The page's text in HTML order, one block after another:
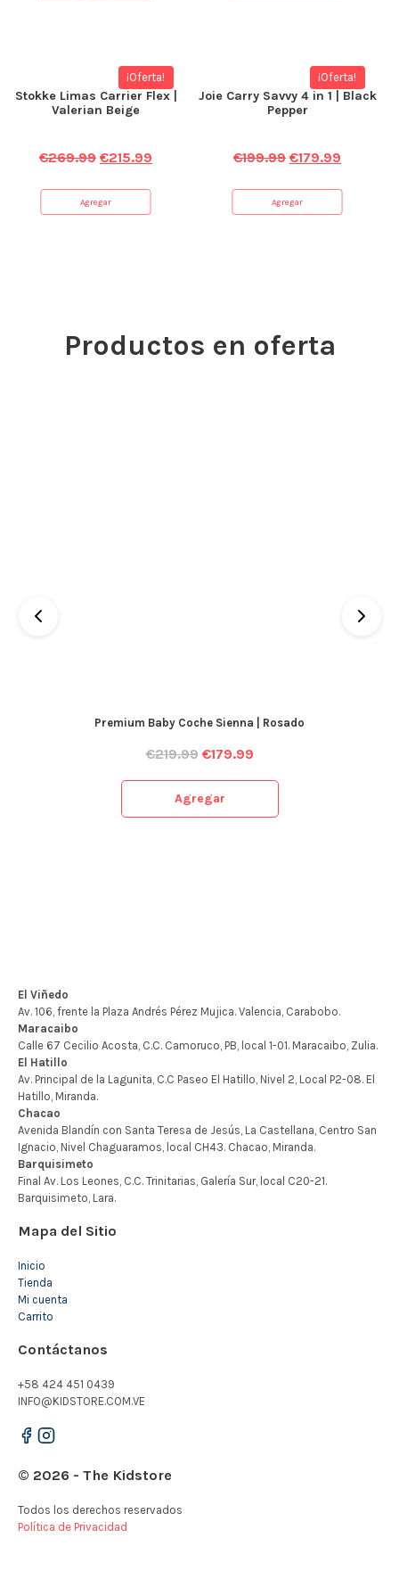
¡Oferta!
Stokke Limas Carrier Flex |
Valerian Beige
€269.99 €215.99
Agregar
¡Oferta!
Joie Carry Savvy 4 in 1 | Black
Pepper
€199.99 €179.99
Agregar
Productos en oferta
Premium Baby Coche Sienna | Rosado
€219.99 €179.99
Agregar
Mapa del Sitio
Inicio
Tienda
Mi cuenta
Carrito
Contáctanos
+58 424 451 0439
INFO@KIDSTORE.COM.VE
© 2026 - The Kidstore
Todos los derechos reservados
Política de Privacidad